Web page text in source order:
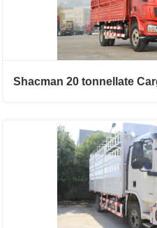
Shacman 20 tonnellate